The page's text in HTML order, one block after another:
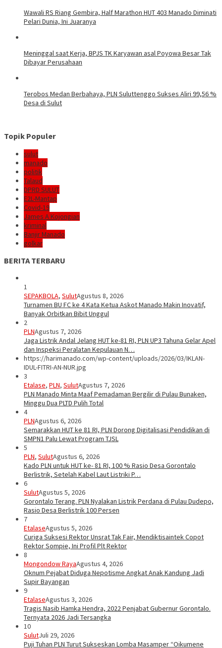
Wawali RS Riang Gembira, Half Marathon HUT 403 Manado Diminati
Pelari Dunia, Ini Juaranya
Meninggal saat Kerja, BPJS TK Karyawan asal Poyowa Besar Tak
Dibayar Perusahaan
Terobos Medan Berbahaya, PLN Suluttenggo Sukses Aliri 99,56 %
Desa di Sulut
Topik Populer
sulut
manado
politik
Talaud
DPRD SULUT
E2L-Mantap
Covid-19
James A Kojongian
kriminal
Banjir Manado
golkar
BERITA TERBARU
1
SEPAKBOLA, SulutAgustus 8, 2026
Turnamen BU FC ke 4 Kata Ketua Askot Manado Makin Inovatif,
Banyak Orbitkan Bibit Unggul
2
PLNAgustus 7, 2026
Jaga Listrik Andal Jelang HUT ke-81 RI, PLN UP3 Tahuna Gelar Apel
dan Inspeksi Peralatan Kepulauan N…
https://harimanado.com/wp-content/uploads/2026/03/IKLAN-
IDUL-FITRI-AN-NUR.jpg
3
Etalase, PLN, SulutAgustus 7, 2026
PLN Manado Minta Maaf Pemadaman Bergilir di Pulau Bunaken,
Minggu Dua PLTD Pulih Total
4
PLNAgustus 6, 2026
Semarakkan HUT ke 81 RI, PLN Dorong Digitalisasi Pendidikan di
SMPN1 Palu Lewat Program TJSL
5
PLN, SulutAgustus 6, 2026
Kado PLN untuk HUT ke- 81 RI, 100 % Rasio Desa Gorontalo
Berlistrik, Setelah Kabel Laut Listriki P…
6
SulutAgustus 5, 2026
Gorontalo Terang. PLN Nyalakan Listrik Perdana di Pulau Dudepo,
Rasio Desa Berlistrik 100 Persen
7
EtalaseAgustus 5, 2026
Curiga Suksesi Rektor Unsrat Tak Fair, Mendiktisaintek Copot
Rektor Sompie, Ini Profil Plt Rektor
8
Mongondow RayaAgustus 4, 2026
Oknum Pejabat Diduga Nepotisme Angkat Anak Kandung Jadi
Supir Bayangan
9
EtalaseAgustus 3, 2026
Tragis Nasib Hamka Hendra, 2022 Penjabat Gubernur Gorontalo.
Ternyata 2026 Jadi Tersangka
10
SulutJuli 29, 2026
Puji Tuhan PLN Turut Sukseskan Lomba Masamper “Oikumene